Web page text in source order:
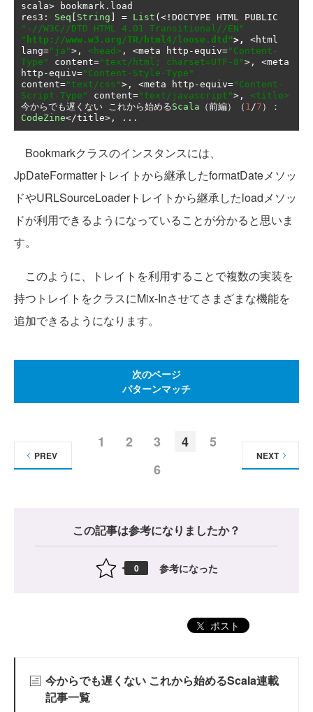
scala> bookmark . load
res3 : Seq String = List (<!
"-//W3C//DTD HTML 4.01 Transitional//EN"
" http://www.w3.org/TR/html4/loose.dtd">, <html
lang="ja">, <head> , <meta http -equiv="Content-
Type"
content="text/html; charset=UTF-8">, <meta
http -equiv="Content-Style-Type"
content="text/css">, <meta http -equiv="Content-
Script-Type"
content="text/javascript">,
<title>
今からでも遅くない これから始めるScala （前編）（ 1/7 ）：
CodeZine</title>, ...
Bookmarkクラスのインスタンスには、
JpDateFormatterトレイトから継承したformatDateメソッ
ドやURLSourceLoaderトレイトから継承したloadメソッ
ドが利用できるようになっていることが分かると思いま
す。
このように、トレイトを利用することで複数の実装を
持つトレイトをクラスにMix-Inさせてさまざまな機能を
追加できるようになります。
次のページ
パターンマッチ
1 2 3 4
5
6
PREV NEXT
この記事は参考になりましたか？
0 参考になった
ポスト
今からでも遅くない これから始めるScala連載
記事一覧